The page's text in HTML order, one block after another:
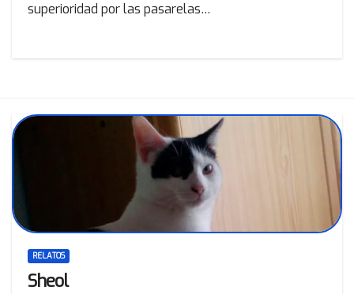
superioridad por las pasarelas…
RELATOS
Sheol